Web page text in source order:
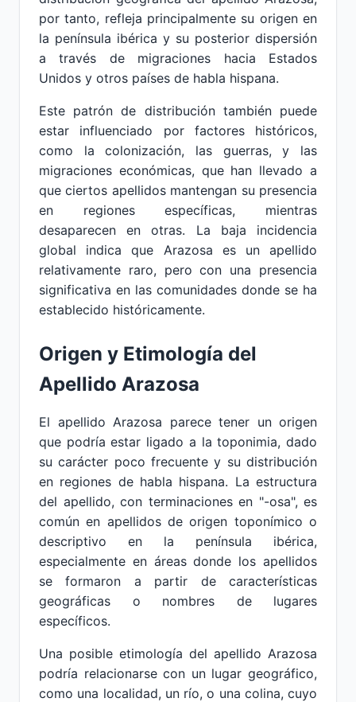
por tanto, refleja principalmente su origen en
la península ibérica y su posterior dispersión
a través de migraciones hacia Estados
Unidos y otros países de habla hispana.
Este patrón de distribución también puede
estar influenciado por factores históricos,
como la colonización, las guerras, y las
migraciones económicas, que han llevado a
que ciertos apellidos mantengan su presencia
en regiones específicas, mientras
desaparecen en otras. La baja incidencia
global indica que Arazosa es un apellido
relativamente raro, pero con una presencia
significativa en las comunidades donde se ha
establecido históricamente.
Origen y Etimología del
Apellido Arazosa
El apellido Arazosa parece tener un origen
que podría estar ligado a la toponimia, dado
su carácter poco frecuente y su distribución
en regiones de habla hispana. La estructura
del apellido, con terminaciones en "-osa", es
común en apellidos de origen toponímico o
descriptivo en la península ibérica,
especialmente en áreas donde los apellidos
se formaron a partir de características
geográficas o nombres de lugares
específicos.
Una posible etimología del apellido Arazosa
podría relacionarse con un lugar geográfico,
como una localidad, un río, o una colina, cuyo